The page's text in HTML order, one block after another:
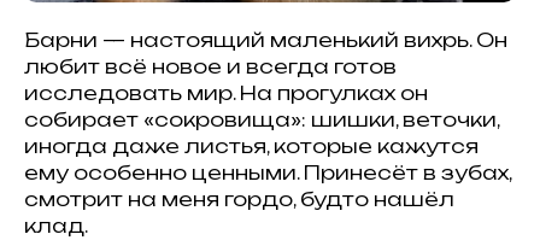
Барни — настоящий маленький вихрь. Он
любит всё новое и всегда готов
исследовать мир. На прогулках он
собирает «сокровища»: шишки, веточки,
иногда даже листья, которые кажутся
ему особенно ценными. Принесёт в зубах,
смотрит на меня гордо, будто нашёл
клад.